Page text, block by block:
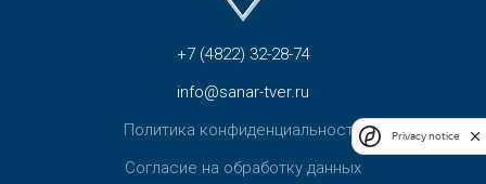
+7 (4822) 32-28-74
info@sanar-tver.ru
Политика конфиденциальности
Согласие на обработку данных
Privacy notice